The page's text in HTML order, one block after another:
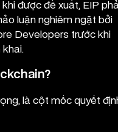
được đề xuất, EIP
luận nghiêm ngặt bởi
Developers trước khi
là cột mốc quyết